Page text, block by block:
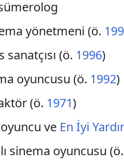
yönetmeni (ö.
sanatçısı (ö. 1996)
oyuncusu (ö. 1992)
(ö. 1971)
ve En İyi
sinema oyuncusu (ö.